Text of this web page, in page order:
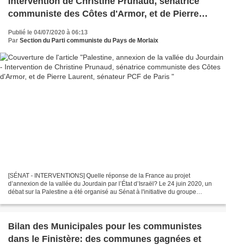
communiste des Côtes d'Armor, et de Pierre
Publié le 04/07/2020 à 06:13
Par Section du Parti communiste du Pays de Morlaix
[SÉNAT - INTERVENTIONS] Quelle réponse de la France au projet
d’annexion de la vallée du Jourdain par l’État d’Israël? Le 24 juin 2020, un
débat sur la Palestine a été organisé au Sénat à l'initiative du groupe
Bilan des Municipales pour les communistes
dans le Finistère: des communes gagnées et